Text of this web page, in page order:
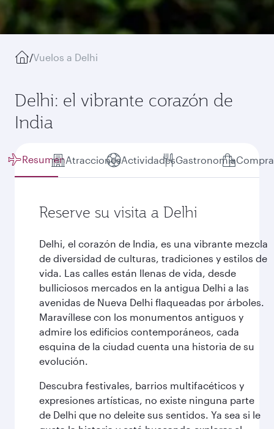
/Vuelos a Delhi
Delhi: el vibrante corazón de
India
ResumenAtraccionesActividadesGastronomía
Reserve su visita a Delhi
Delhi, el corazón de India, es una vibrante mezcla
de diversidad de culturas, tradiciones y estilos de
vida. Las calles están llenas de vida, desde
bulliciosos mercados en la antigua Delhi a las
avenidas de Nueva Delhi flaqueadas por árboles.
Maravíllese con los monumentos antiguos y
admire los edificios contemporáneos, cada
esquina de la ciudad cuenta una historia de su
evolución.
Descubra festivales, barrios multifacéticos y
expresiones artísticas, no existe ninguna parte
de Delhi que no deleite sus sentidos. Ya sea si le